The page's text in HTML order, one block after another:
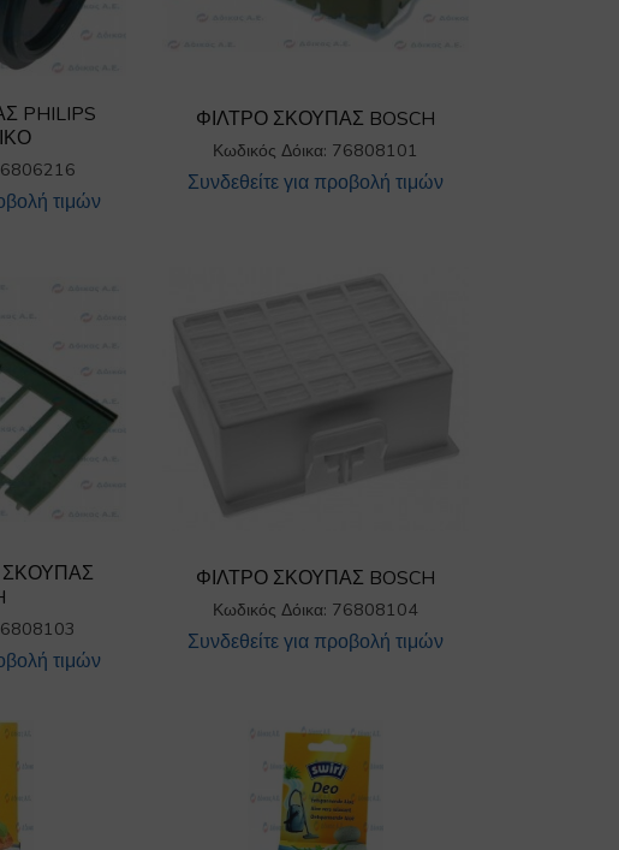
PHILIPS
τιμών
ΦΙΛΤΡΟ ΣΚΟΥΠΑΣ BOSCH
Κωδικός Δόικα: 76808101
Συνδεθείτε για προβολή τιμών
τιμών
ΦΙΛΤΡΟ ΣΚΟΥΠΑΣ BOSCH
Κωδικός Δόικα: 76808104
Συνδεθείτε για προβολή τιμών